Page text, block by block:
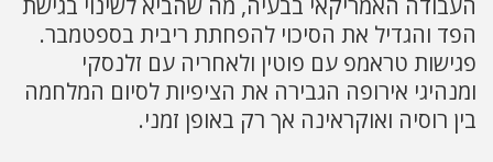
הפד והגדיל את הסיכוי להפחתת ריבית בספטמבר.
פגישות טראמפ עם פוטין ולאחריה עם זלנסקי
ומנהיגי אירופה הגבירה את הציפיות לסיום המלחמה
בין רוסיה ואוקראינה אך רק באופן זמני.